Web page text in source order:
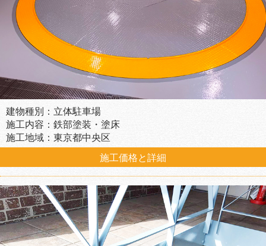
建物種別：立体駐車場
施工内容：鉄部塗装・塗床
施工地域：東京都中央区
施工価格と詳細